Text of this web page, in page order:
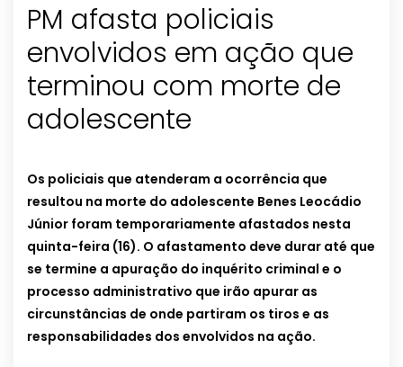
PM afasta policiais
envolvidos em ação que
terminou com morte de
adolescente
Os policiais que atenderam a ocorrência que
resultou na morte do adolescente Benes Leocádio
Júnior foram temporariamente afastados nesta
quinta-feira (16). O afastamento deve durar até que
se termine a apuração do inquérito criminal e o
processo administrativo que irão apurar as
circunstâncias de onde partiram os tiros e as
responsabilidades dos envolvidos na ação.